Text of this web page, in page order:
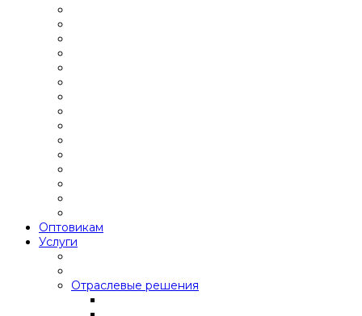
Оптовикам
Услуги
Отраслевые решения